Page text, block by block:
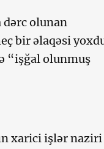
dərc olunan
bir əlaqəsi
“işğal olunmuş
xarici işlər naziri